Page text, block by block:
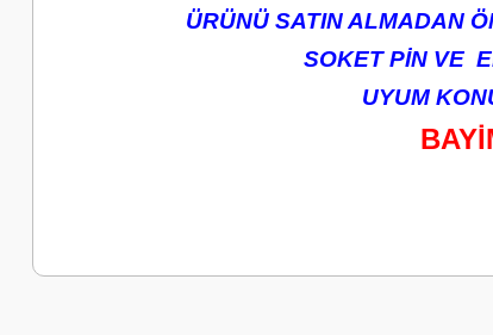
ÜRÜNÜ SATIN ALMADAN
SOKET PİN VE
UYUM